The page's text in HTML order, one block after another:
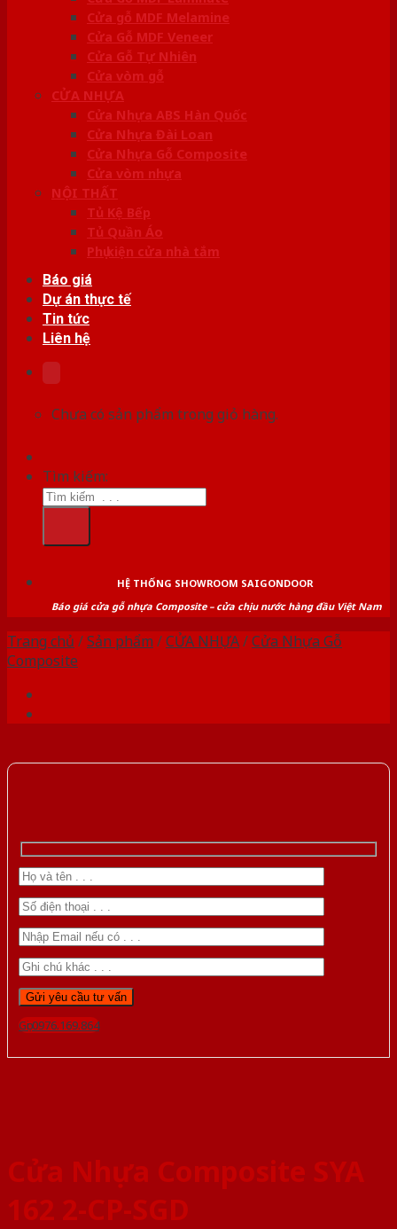
Cửa gỗ MDF Melamine
Cửa Gỗ MDF Veneer
Cửa Gỗ Tự Nhiên
Cửa vòm gỗ
CỬA NHỰA
Cửa Nhựa ABS Hàn Quốc
Cửa Nhựa Đài Loan
Cửa Nhựa Gỗ Composite
Cửa vòm nhựa
NỘI THẤT
Tủ Kệ Bếp
Tủ Quần Áo
Phụ kiện cửa nhà tắm
Báo giá
Dự án thực tế
Tin tức
Liên hệ
Chưa có sản phẩm trong giỏ hàng.
Tìm kiếm:
HỆ THỐNG SHOWROOM SAIGONDOOR
Báo giá cửa gỗ nhựa Composite – cửa chịu nước hàng đầu Việt Nam
Trang chủ /Sản phẩm /CỬA NHỰA/Cửa Nhựa Gỗ
Composite
Gọi 0976.169.864
Cửa Nhựa Composite SYA
162 2-CP-SGD